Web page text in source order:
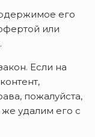
его
или
Если на
пожалуйста,
удалим его с